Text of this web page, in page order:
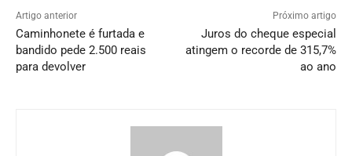
Artigo anterior
Caminhonete é furtada e
bandido pede 2.500 reais
para devolver
Próximo artigo
Juros do cheque especial
atingem o recorde de 315,7%
ao ano